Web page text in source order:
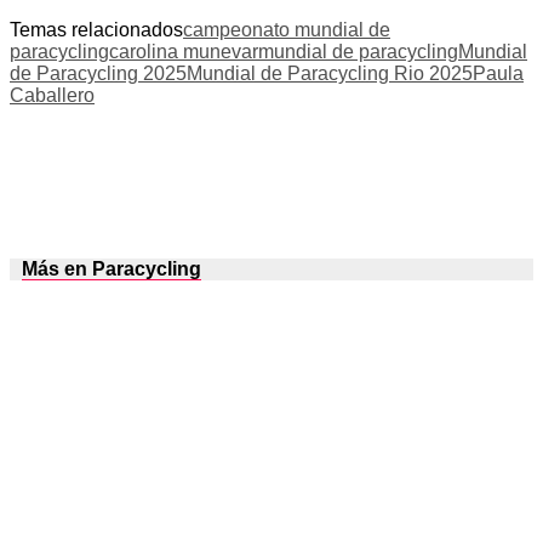
Temas relacionadoscampeonato mundial de
paracyclingcarolina munevarmundial de paracyclingMundial
de Paracycling 2025Mundial de Paracycling Rio 2025Paula
Caballero
Más en Paracycling